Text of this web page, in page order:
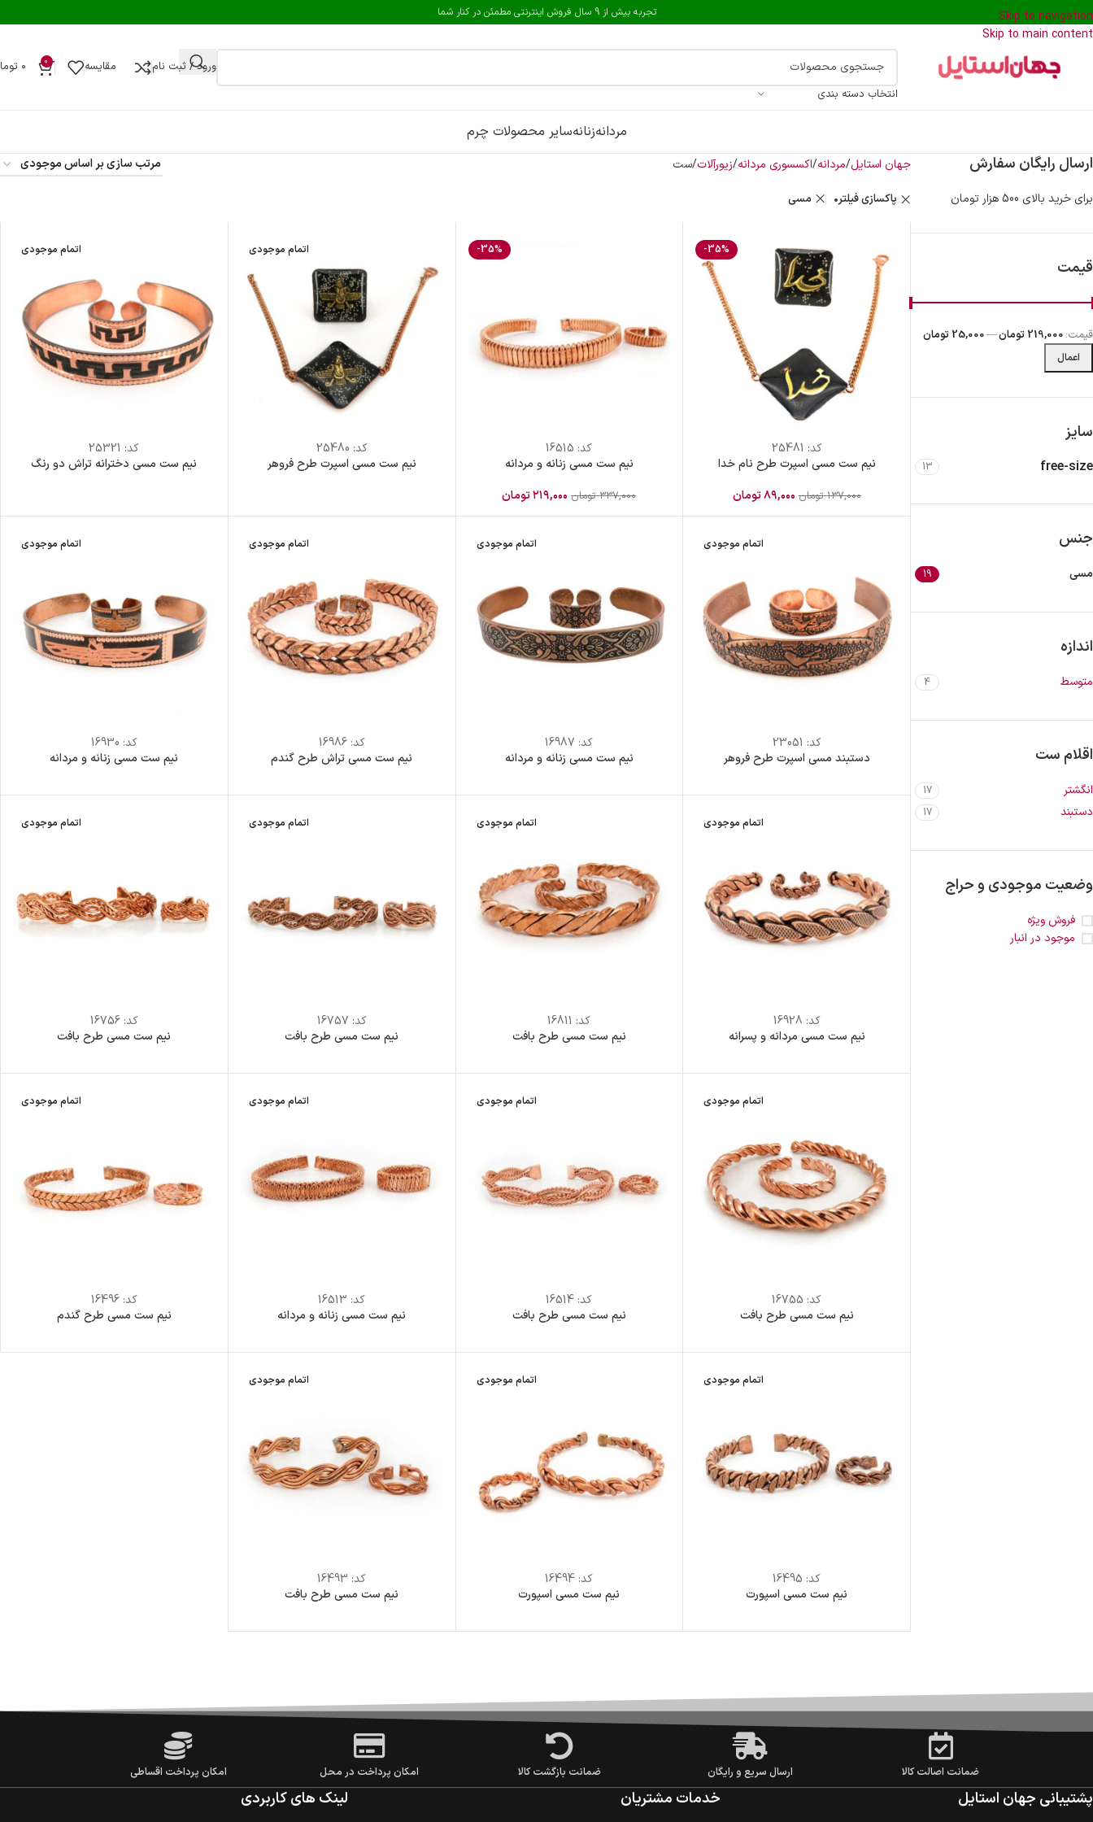
Skip to navigation
Skip to main content
تجربه بیش از 9 سال فروش اینترنتی مطمئن در کنار شما
انتخاب دسته بندی
ورود / ثبت نام مقایسه 0 ۰
مردانهزنانهسایر محصولات چرم
ارسال رایگان سفارش
برای خرید بالای 500 هزار تومان
قیمت
اعمال
قیمت: 219,000 تومان —25,000 تومان
سایز
free-size
13
جنس
مسی 19
اندازه
متوسط 4
اقلام ست
انگشتر 17
دستبند 17
وضعیت موجودی و حراج
فروش ویژه
موجود در انبار
جهان استایل مردانه اکسسوری مردانه زیورآلات ست
پاکسازی فیلتر مسی
-35%
کد: 25481
نیم ست مسی اسپرت طرح نام خدا
۱۳۷,۰۰۰ تومان ۸۹,۰۰۰تومان
-35%
کد: 16515
نیم ست مسی زنانه و مردانه
۳۳۷,۰۰۰ تومان ۲۱۹,۰۰۰تومان
اتمام موجودی
کد: 25480
نیم ست مسی اسپرت طرح فروهر
اتمام موجودی
کد: 25321
نیم ست مسی دخترانه تراش دو رنگ
اتمام موجودی
کد: 23051
دستبند مسی اسپرت طرح فروهر
اتمام موجودی
کد: 16987
نیم ست مسی زنانه و مردانه
اتمام موجودی
کد:16986
نیم ست مسی تراش طرح گندم
اتمام موجودی
کد: 16930
نیم ست مسی زنانه و مردانه
اتمام موجودی
کد: 16928
نیم ست مسی مردانه و پسرانه
اتمام موجودی
کد: 16811
نیم ست مسی طرح بافت
اتمام موجودی
کد: 16757
نیم ست مسی طرح بافت
اتمام موجودی
کد:16756
نیم ست مسی طرح بافت
اتمام موجودی
کد: 16755
نیم ست مسی طرح بافت
اتمام موجودی
کد: 16514
نیم ست مسی طرح بافت
اتمام موجودی
کد: 16513
نیم ست مسی زنانه و مردانه
اتمام موجودی
کد:16496
نیم ست مسی طرح گندم
اتمام موجودی
کد: 16495
نیم ست مسی اسپورت
اتمام موجودی
کد: 16494
نیم ست مسی اسپورت
اتمام موجودی
کد: 16493
نیم ست مسی طرح بافت
ضمانت اصالت کالا ارسال سریع و رایگان ضمانت بازگشت کالا امکان پرداخت در محل امکان پرداخت اقساطی
پشتیبانی جهان استایل خدمات مشتریان لینک های کاربردی